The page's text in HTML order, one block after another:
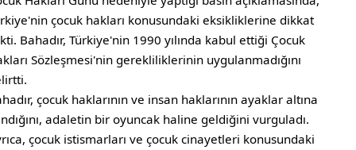
çocuk hakları konusundaki eksikliklerine dikkat
Bahadır, Türkiye'nin 1990 yılında kabul ettiği Çocuk
Sözleşmesi'nin gerekliliklerinin uygulanmadığını
çocuk haklarının ve insan haklarının ayaklar altına
adaletin bir oyuncak haline geldiğini vurguladı.
çocuk istismarları ve çocuk cinayetleri konusundaki